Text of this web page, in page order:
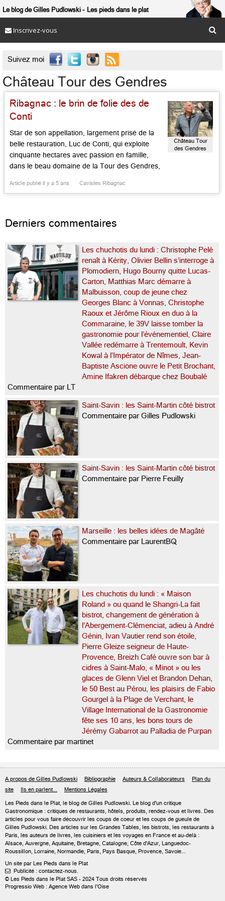
Le blog de Gilles Pudlowski Les pieds dans le plat
Inscrivez-vous
Suivez moi 
Château Tour des Gendres
Ribagnac : le brin de folie des de
Conti
Star de son appellation, largement prisé de la
belle restauration, Luc de Conti, qui exploite
cinquante hectares avec passion en famille,
dans le beau domaine de la Tour des Gendres,
retraite bien méritée, même s’il n’a pas soixante
Article publié il y a 5 ans Cavistes Ribagnac
Château Tour
des Gendres
Derniers commentaires
Les chuchotis du lundi : Christophe Pelé
renaît à Kérity, Olivier Bellin s’interroge à
Plomodiern, Hugo Bourny quitte Lucas-
Carton, Matthias Marc démarre à
Malbuisson, coup de jeune chez
Georges Blanc à Vonnas, Christophe
Raoux et Jérôme Rioux en duo à la
Commaraine, le 39V laisse tomber la
gastronomie pour l’événementiel, Claire
Vallée redémarre à Trentemoult, Kevin
Kowal à l’Impérator de Nîmes, Jean-
Baptiste Ascione ouvre le Petit Brochant,
Amine Ifakren débarque chez Boubalé
Commentaire par LT
Saint-Savin : les Saint-Martin côté bistrot
Commentaire par Gilles Pudlowski
Saint-Savin : les Saint-Martin côté bistrot
Commentaire par Pierre Feuilly
Marseille : les belles idées de Magâté
Commentaire par LaurentBQ
Les chuchotis du lundi : « Maison
Roland » ou quand le Shangri-La fait
bistrot, changement de génération à
l’Abergement-Clémenciat, adieu à André
Génin, Ivan Vautier rend son étoile,
Pierre Gleize seigneur de Haute-
Provence, Breizh Café ouvre son bar à
cidres à Saint-Malo, « Minot » ou les
glaces de Glenn Viel et Brandon Dehan,
le 50 Best au Pérou, les plaisirs de Fabio
Gourgel à la Plage de Verchant, le
Village International de la Gastronomie
fête ses 10 ans, les bons tours de
Jérémy Gabarrot au Palladia de Purpan
Commentaire par martinet
A propos de Gilles Pudlowski Bibliographie Auteurs & Collaborateurs
Plan du
site
Ils en parlent... Mentions Légales
Les Pieds dans le Plat, le blog de Gilles Pudlowski. Le blog d'un critique
Gastronomique : critiques de restaurants, hôtels, produits, rendez-vous et livres. Des
articles pour vous faire découvrir les coups de coeur et les coups de gueule de
Gilles Pudlowski. Des articles sur les Grandes Tables, les bistrots, les restaurants à
Paris, les auteurs de livres, les cuisiniers et les voyages en France et au-delà :
Alsace, Auvergne, Aquitaine, Bretagne, Catalogne, Côte d'Azur, Languedoc-
Roussillon, Lorraine, Normandie, Paris, Pays Basque, Provence, Savoie...
Un site par Les Pieds dans le Plat
 Publicité : contactez-nous.
© Les Pieds dans le Plat SAS - 2024 Tous droits réservés
Progressio Web : Agence Web dans l'Oise